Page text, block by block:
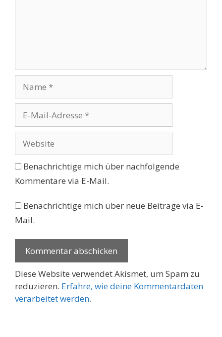
Mail-
Adresse
Benachrichtige mich über nachfolgende
Kommentare via E-Mail.
Benachrichtige mich über neue Beiträge via E-
Mail.
Diese Website verwendet Akismet, um Spam zu
reduzieren. Erfahre, wie deine Kommentardaten
verarbeitet werden.